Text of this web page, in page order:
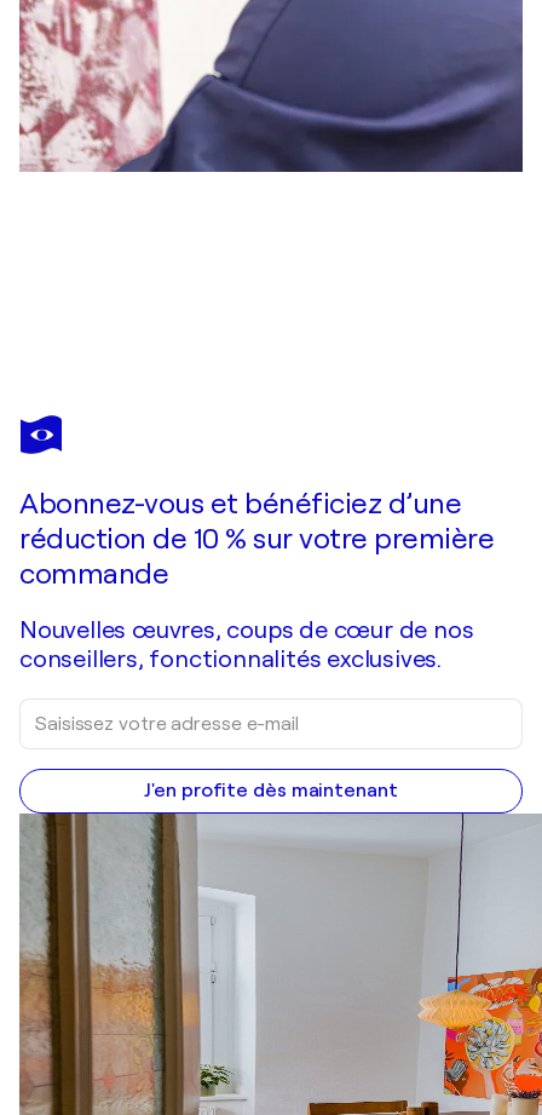
ANTOINE JUNIOR ALVES
Limen
Abonnez-vous et bénéficiez d’une
réduction de 10 % sur votre première
commande
Nouvelles œuvres, coups de cœur de nos
conseillers, fonctionnalités exclusives.
J'en profite dès maintenant